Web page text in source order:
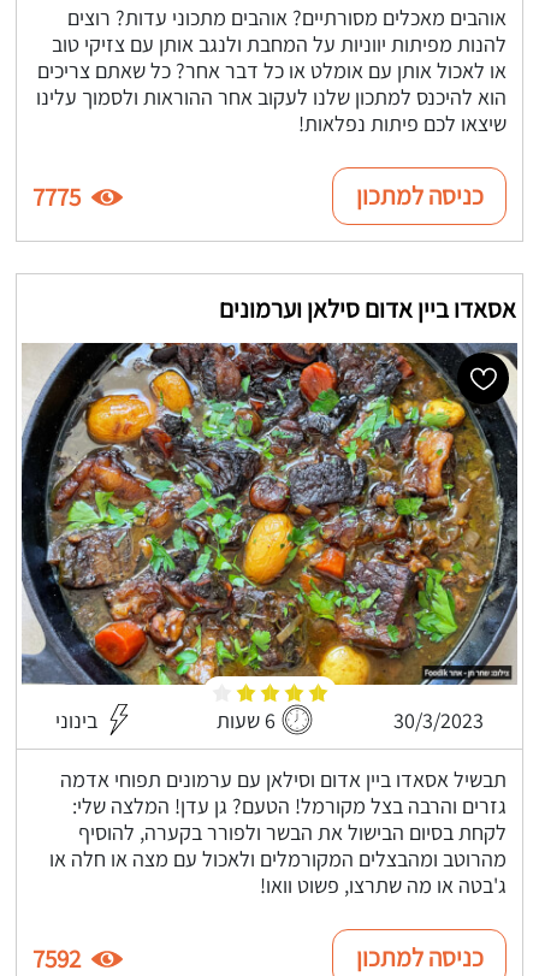
אוהבים מאכלים מסורתיים? אוהבים מתכוני עדות? רוצים
להנות מפיתות יווניות על המחבת ולנגב אותן עם צזיקי טוב
או לאכול אותן עם אומלט או כל דבר אחר? כל שאתם צריכים
הוא להיכנס למתכון שלנו לעקוב אחר ההוראות ולסמוך עלינו
שיצאו לכם פיתות נפלאות!
כניסה למתכון 7775
אסאדו ביין אדום סילאן וערמונים
30/3/2023 6 שעות בינוני
תבשיל אסאדו ביין אדום וסילאן עם ערמונים תפוחי אדמה
גזרים והרבה בצל מקורמל! הטעם? גן עדן! המלצה שלי:
לקחת בסיום הבישול את הבשר ולפורר בקערה, להוסיף
מהרוטב ומהבצלים המקורמלים ולאכול עם מצה או חלה או
ג'בטה או מה שתרצו, פשוט וואו!
כניסה למתכון 7592